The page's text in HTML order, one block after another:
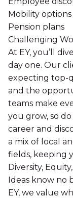
Mobility options
Pension plans
Challenging
At EY, you’ll
day one. Our
expecting top-
and the
teams make
you grow, so
career and
a mix of local
fields, keeping
Diversity,
Ideas know no
EY, we value